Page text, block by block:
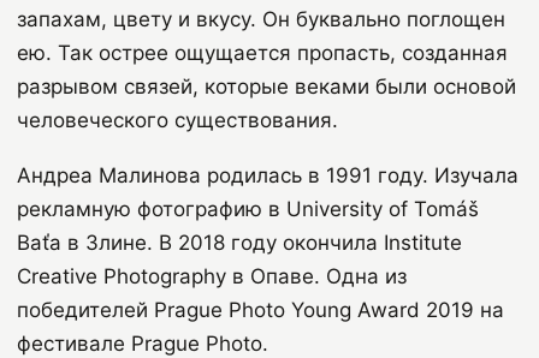
запахам, цвету и вкусу. Он буквально поглощен
ею. Так острее ощущается пропасть, созданная
разрывом связей, которые веками были основой
человеческого существования.
Андреа Малинова родилась в 1991 году. Изучала
рекламную фотографию в University of Tomáš
Baťa в Злине. В 2018 году окончила Institute
Creative Photography в Опаве. Одна из
победителей Prague Photo Young Award 2019 на
фестивале Prague Photo.